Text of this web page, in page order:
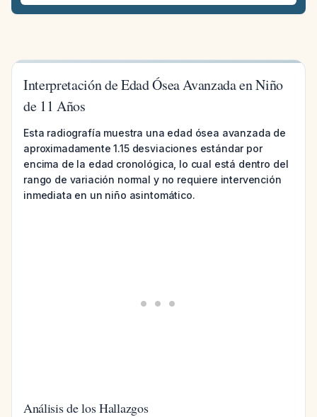
Interpretación de Edad Ósea Avanzada en Niño
de 11 Años
Esta radiografía muestra una edad ósea avanzada de
aproximadamente 1.15 desviaciones estándar por
encima de la edad cronológica, lo cual está dentro del
rango de variación normal y no requiere intervención
inmediata en un niño asintomático.
Análisis de los Hallazgos